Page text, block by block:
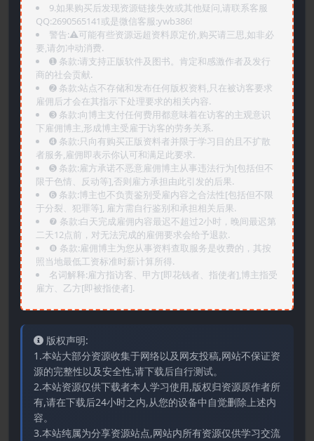
9.如果购买后发现资源链接失效或其他疑问,请联系客服
QQ:2690565141或是微信客服:ywb386!
警告:⚠️可能有些资源远超资料原定价,购买请三思,如非必
要,请勿冲动消费.
➊️ 条款:请支持正版软件及图书。肯定和感激作者及发行
商的社会贡献.
➋️ 条款:站点不存储和发布任何版权资料,只在被访客要求
雇佣后才会在其指示下处理要求的相关内容.
➌️ 条款:向博主支付任何费用都意味着在访客的主观意识
下雇佣博主,形成博主受雇于访客的劳务关系.
➍️ 条款:只向有购买正版资料者并限于学习目的且不扩散
者服务,雇佣即表示你认可和满足此要求.
➎ 条款:雇方承诺不恶意雇佣博主从事违法行为[包括但不
限于色情、反动等],否则雇方承担由此引发的后果.
➏️ 条款:博主也不负责鉴别受雇内容之合法性[包括但不限
于分裂、犯罪等], 雇方需自行鉴别和承担相关后果.
❼ 条款:白天完成雇佣内容最迟不超过2小时，晚间最迟第
二天12点前，对无法完成的雇佣要求会给予退款.
❽ 条款:雇佣博主为您从事资料查取服务是收费的，其按
照当地最低工资标准时薪计算所得.
名词解释:雇方指访客、甲方[即花钱者、指使者],博主指受
雇方、乙方[即被指使者].
版权声明:
1.本站大部分资源收集于网络以及网友投稿,网站不保证资
源的完整性以及安全性,请下载后自行测试。
2.本站资源仅供下载者本人学习使用,版权归资源原作者所
有,请在下载后24小时之内,从您的设备中自觉删除上述内
容。
3.本站纯属为分享资源站点,网站内所有资源仅供学习交流